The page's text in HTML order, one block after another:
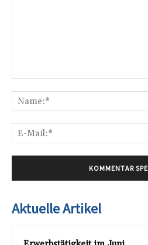
Aktuelle Artikel